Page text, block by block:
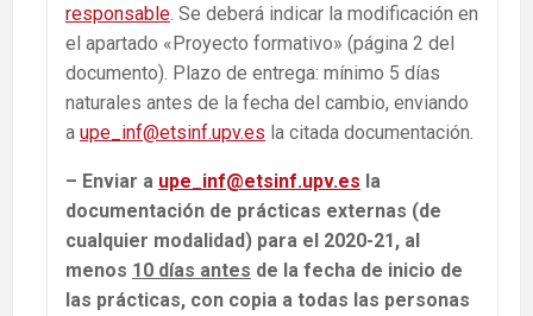
responsable. Se deberá indicar la modificación en
el apartado «Proyecto formativo» (página 2 del
documento). Plazo de entrega: mínimo 5 días
naturales antes de la fecha del cambio, enviando
a upe_inf@etsinf.upv.es la citada documentación.
– Enviar a upe_inf@etsinf.upv.es la
documentación de prácticas externas (de
cualquier modalidad) para el 2020-21, al
menos 10 días antes de la fecha de inicio de
las prácticas, con copia a todas las personas